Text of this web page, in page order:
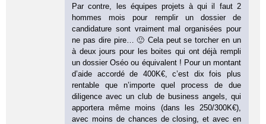
Par contre, les équipes projets à qui il faut 2
hommes mois pour remplir un dossier de
candidature sont vraiment mal organisées pour
ne pas dire pire… 🙂 Cela peut se torcher en un
à deux jours pour les boites qui ont déjà rempli
un dossier Oséo ou équivalent ! Pour un montant
d’aide accordé de 400K€, c’est dix fois plus
rentable que n’importe quel process de due
diligence avec un club de business angels, qui
apportera même moins (dans les 250/300K€),
avec moins de chances de closing, et avec en